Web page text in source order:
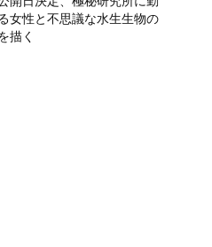
女性と不思議な水生生物の
描く